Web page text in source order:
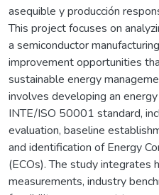
asequible y producción
This project focuses on
a semiconductor
improvement opportunities
sustainable energy
involves developing an
INTE/ISO 50001 standard,
evaluation, baseline
and identification of Energy
(ECOs). The study integrates
measurements, industry